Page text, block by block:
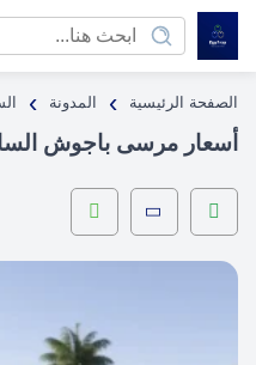
الصفحة الرئيسية › المدونة ›
أسعار مرسى باجوش